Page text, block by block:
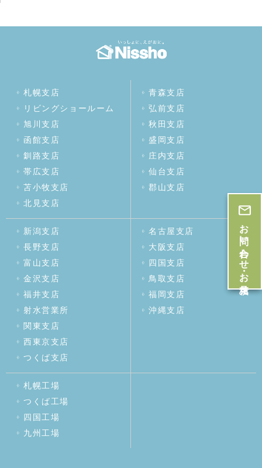
札幌支店
リビングショールーム
旭川支店
函館支店
釧路支店
帯広支店
苫小牧支店
北見支店
青森支店
弘前支店
秋田支店
盛岡支店
庄内支店
仙台支店
郡山支店
新潟支店
長野支店
富山支店
金沢支店
福井支店
射水営業所
関東支店
西東京支店
つくば支店
名古屋支店
大阪支店
四国支店
鳥取支店
福岡支店
沖縄支店
札幌工場
つくば工場
四国工場
九州工場
お問い合わせ・お見積